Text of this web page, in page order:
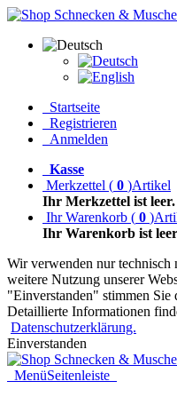
Startseite
Registrieren
Anmelden
Kasse
Merkzettel ( 0 )Artikel
Ihr Merkzettel ist leer.
Ihr Warenkorb ( 0 )
Ihr Warenkorb ist
Wir verwenden nur
weitere Nutzung unserer
"Einverstanden" stimmen Sie
Detaillierte Informationen
Datenschutzerklärung.
Einverstanden
MenüSeitenleiste